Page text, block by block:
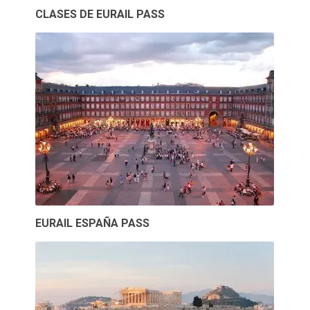
CLASES DE EURAIL PASS
EURAIL ESPAÑA PASS